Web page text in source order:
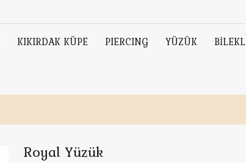
KIKIRDAK KÜPE PIERCING YÜZÜK
Royal Yüzük